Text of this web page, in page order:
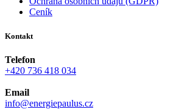
Ceník
Kontakt
Telefon
+420 736 418 034
Email
info@energiepaulus.cz